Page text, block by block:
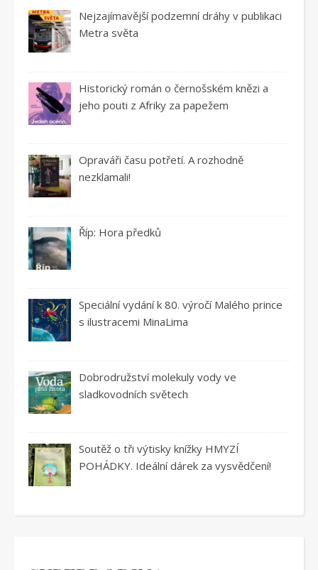
Nejzajímavější podzemní dráhy v publikaci
Metra světa
Historický román o černošském knězi a
jeho pouti z Afriky za papežem
Opraváři času potřetí. A rozhodně
nezklamali!
Říp: Hora předků
Speciální vydání k 80. výročí Malého prince
s ilustracemi MinaLima
Dobrodružství molekuly vody ve
sladkovodních světech
Soutěž o tři výtisky knížky HMYZÍ
POHÁDKY. Ideální dárek za vysvědčení!